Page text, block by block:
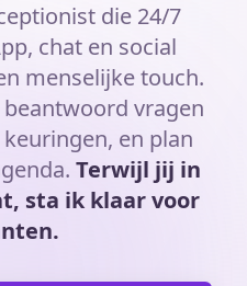
die 24/7
chat en social
menselijke touch.
vragen
en plan
Terwijl jij in
sta ik klaar voor